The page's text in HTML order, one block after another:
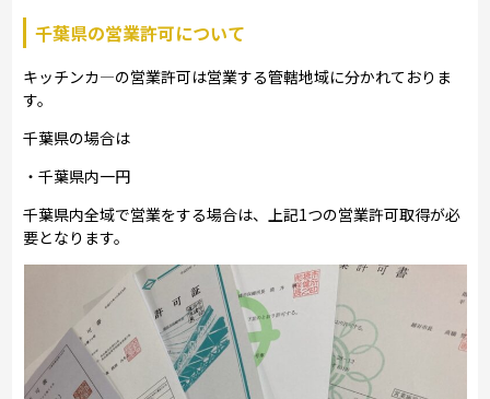
千葉県の営業許可について
キッチンカ―の営業許可は営業する管轄地域に分かれておりま
す。
千葉県の場合は
・千葉県内一円
千葉県内全域で営業をする場合は、上記1つの営業許可取得が必
要となります。